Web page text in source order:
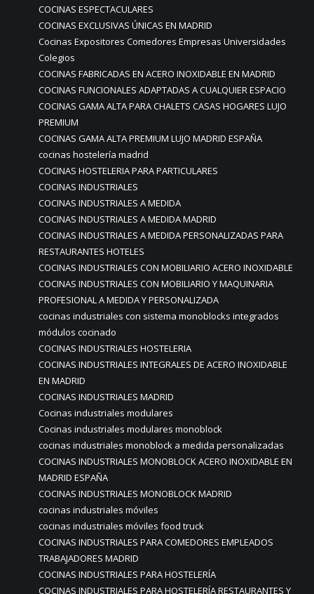
COCINAS ESPECTACULARES
COCINAS EXCLUSIVAS ÚNICAS EN MADRID
Cocinas Expositores Comedores Empresas Universidades
Colegios
COCINAS FABRICADAS EN ACERO INOXIDABLE EN MADRID
COCINAS FUNCIONALES ADAPTADAS A CUALQUIER ESPACIO
COCINAS GAMA ALTA PARA CHALETS CASAS HOGARES LUJO
PREMIUM
COCINAS GAMA ALTA PREMIUM LUJO MADRID ESPAÑA
cocinas hostelería madrid
COCINAS HOSTELERIA PARA PARTICULARES
COCINAS INDUSTRIALES
COCINAS INDUSTRIALES A MEDIDA
COCINAS INDUSTRIALES A MEDIDA MADRID
COCINAS INDUSTRIALES A MEDIDA PERSONALIZADAS PARA
RESTAURANTES HOTELES
COCINAS INDUSTRIALES CON MOBILIARIO ACERO INOXIDABLE
COCINAS INDUSTRIALES CON MOBILIARIO Y MAQUINARIA
PROFESIONAL A MEDIDA Y PERSONALIZADA
cocinas industriales con sistema monoblocks integrados
módulos cocinado
COCINAS INDUSTRIALES HOSTELERIA
COCINAS INDUSTRIALES INTEGRALES DE ACERO INOXIDABLE
EN MADRID
COCINAS INDUSTRIALES MADRID
Cocinas industriales modulares
Cocinas industriales modulares monoblock
cocinas industriales monoblock a medida personalizadas
COCINAS INDUSTRIALES MONOBLOCK ACERO INOXIDABLE EN
MADRID ESPAÑA
COCINAS INDUSTRIALES MONOBLOCK MADRID
cocinas industriales móviles
cocinas industriales móviles food truck
COCINAS INDUSTRIALES PARA COMEDORES EMPLEADOS
TRABAJADORES MADRID
COCINAS INDUSTRIALES PARA HOSTELERÍA
COCINAS INDUSTRIALES PARA HOSTELERÍA RESTAURANTES Y